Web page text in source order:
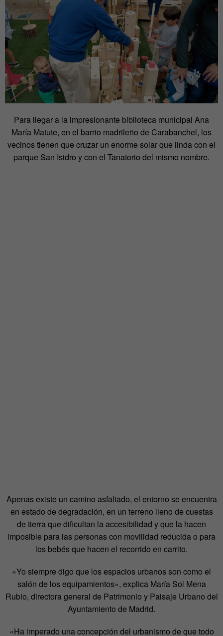
Para llegar a la impresionante biblioteca municipal Ana
María Matute, en el barrio madrileño de Carabanchel, los
vecinos tienen que cruzar un enorme solar que linda con el
parque San Isidro y con el Tanatorio del mismo nombre.
Apenas existe un camino asfaltado, el entorno se encuentra
en estado de degradación, en un terreno lleno de cuestas
de tierra que dificultan la accesibilidad y que la hacen
imposible para las personas con movilidad reducida o para
los bebés que hacen el recorrido en carrito.
«Yo siempre digo que los espacios urbanos son como el
salón de los equipamientos», explica María Sol Mena
Rubio, directora general de Patrimonio y Paisaje Urbano del
Ayuntamiento de Madrid.
«Ha imperado una concepción del urbanismo de que todo